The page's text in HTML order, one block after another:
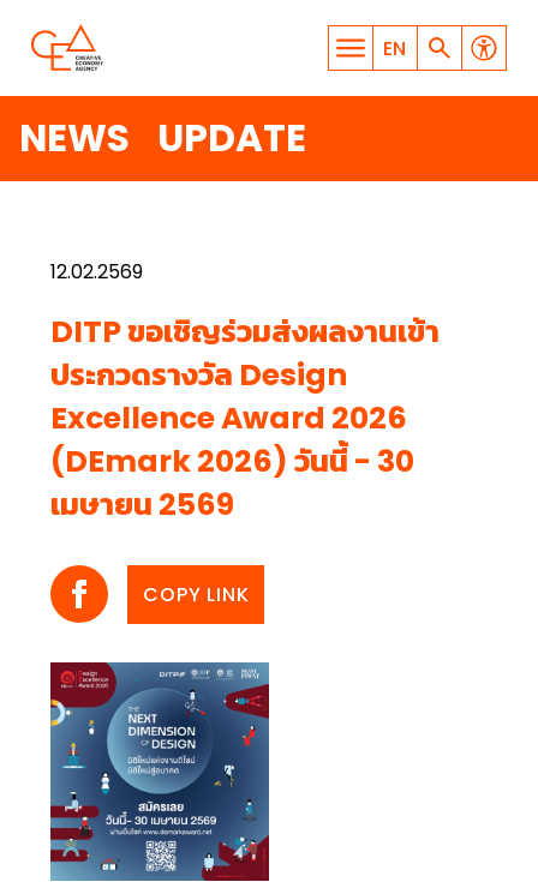
EN
WHAT ARE YOU LOOKING
FOR?
NEWS UPDATE
12.02.2569
DITP ขอเชิญร่วมส่งผลงานเข้า
ประกวดรางวัล Design
Excellence Award 2026
(DEmark 2026) วันนี้ - 30
เมษายน 2569
COPY LINK